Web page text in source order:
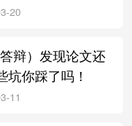
2025-03-25
辩）发现论文还
坑你踩了吗！